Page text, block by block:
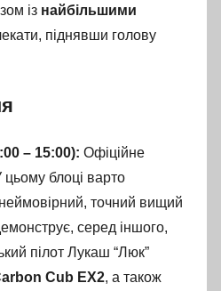
із найбільшими
піднявши голову
– 15:00): Офіційне
цьому блоці варто
точний вищий
серед іншого,
пілот Лукаш “Люк”
Cub EX2, а також